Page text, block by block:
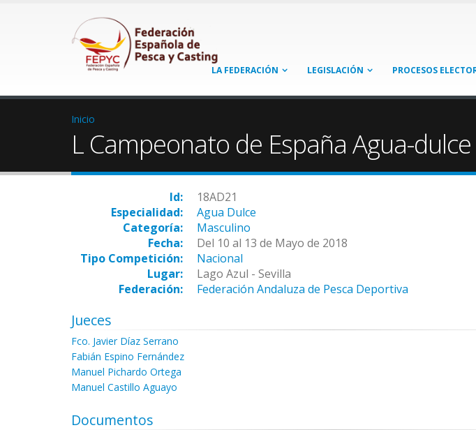
LA FEDERACIÓN LEGISLACIÓN PROCESOS
Inicio
L Campeonato de España Agua-
Id:
18AD21
Especialidad:
Agua Dulce
Categoría:
Masculino
Fecha:
Del 10 al 13 de Mayo de 2018
Tipo Competición:
Nacional
Lugar:
Lago Azul - Sevilla
Federación:
Federación Andaluza de Pesca Deportiva
Jueces
Fco. Javier Díaz Serrano
Fabián Espino Fernández
Manuel Pichardo Ortega
Manuel Castillo Aguayo
Documentos